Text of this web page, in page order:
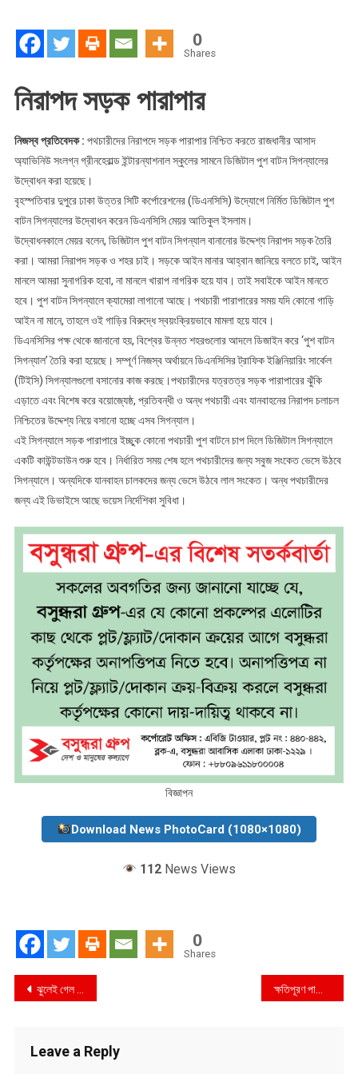
0
Shares
নিরাপদ সড়ক পারাপার
নিজস্ব প্রতিবেদক : পথচারীদের নিরাপদে সড়ক পারাপার নিশ্চিত করতে রাজধানীর আসাদ
অ্যাভিনিউ সংলগ্ন গ্রীনহেরাল্ড ইন্টারন্যাশনাল স্কুলের সামনে ডিজিটাল পুশ বাটন সিগন্যালের
উদ্বোধন করা হয়েছে।
বৃহস্পতিবার দুপুরে ঢাকা উত্তর সিটি কর্পোরেশনের (ডিএনসিসি) উদ্যোগে নির্মিত ডিজিটাল পুশ
বাটন সিগন্যালের উদ্বোধন করেন ডিএনসিসি মেয়র আতিকুল ইসলাম।
উদ্বোধনকালে মেয়র বলেন, ডিজিটাল পুশ বাটন সিগন্যাল বানানোর উদ্দেশ্য নিরাপদ সড়ক তৈরি
করা। আমরা নিরাপদ সড়ক ও শহর চাই। সড়কে আইন মানার আহ্বান জানিয়ে বলতে চাই, আইন
মানলে আমরা সুনাগরিক হবো, না মানলে খারাপ নাগরিক হয়ে যাব। তাই সবাইকে আইন মানতে
হবে। পুশ বাটন সিগন্যালে ক্যামেরা লাগানো আছে। পথচারী পারাপারের সময় যদি কোনো গাড়ি
আইন না মানে, তাহলে ওই গাড়ির বিরুদ্ধে স্বয়ংক্রিয়ভাবে মামলা হয়ে যাবে।
ডিএনসিসির পক্ষ থেকে জানানো হয়, বিশ্বের উন্নত শহরগুলোর আদলে ডিজাইন করে ‘পুশ বাটন
সিগন্যাল’ তৈরি করা হয়েছে। সম্পূর্ণ নিজস্ব অর্থায়নে ডিএনসিসির ট্রাফিক ইঞ্জিনিয়ারিং সার্কেল
(টিইসি) সিগন্যালগুলো বসানোর কাজ করছে।পথচারীদের যত্রতত্র সড়ক পারাপারের ঝুঁকি
এড়াতে এবং বিশেষ করে বয়োজ্যেষ্ঠ, প্রতিবন্ধী ও অন্ধ পথচারী এবং যানবাহনের নিরাপদ চলাচল
নিশ্চিতের উদ্দেশ্য নিয়ে বসানো হচ্ছে এসব সিগন্যাল।
এই সিগন্যালে সড়ক পারাপারে ইচ্ছুক কোনো পথচারী পুশ বাটনে চাপ দিলে ডিজিটাল সিগন্যালে
একটি কাউন্টডাউন শুরু হবে। নির্ধারিত সময় শেষ হলে পথচারীদের জন্য সবুজ সংকেত ভেসে উঠবে
সিগন্যালে। অন্যদিকে যানবাহন চালকদের জন্য ভেসে উঠবে লাল সংকেত। অন্ধ পথচারীদের
জন্য এই ডিভাইসে আছে ভয়েস নির্দেশিকা সুবিধা।
বিজ্ঞাপন
Download News PhotoCard (1080×1080)
112 News Views
0
Shares
Post
ঝুলেই গেল বিজিএমইএ ভবন ভাঙার কাজ ক্ষতিপূরণ পাচ্ছেন মোস্তাফিজ
Leave a Reply